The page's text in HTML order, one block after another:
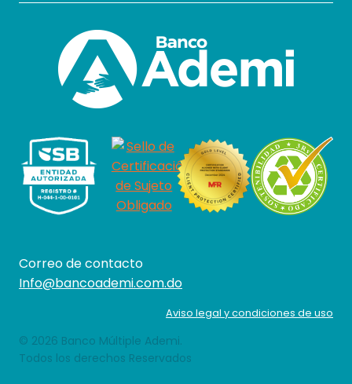
Correo de contacto
Info@bancoademi.com.do
Aviso legal y condiciones de uso
© 2026 Banco Múltiple Ademi.
Todos los derechos Reservados